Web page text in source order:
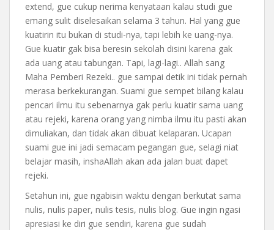
extend, gue cukup nerima kenyataan kalau studi gue
emang sulit diselesaikan selama 3 tahun. Hal yang gue
kuatirin itu bukan di studi-nya, tapi lebih ke uang-nya.
Gue kuatir gak bisa beresin sekolah disini karena gak
ada uang atau tabungan. Tapi, lagi-lagi.. Allah sang
Maha Pemberi Rezeki.. gue sampai detik ini tidak pernah
merasa berkekurangan. Suami gue sempet bilang kalau
pencari ilmu itu sebenarnya gak perlu kuatir sama uang
atau rejeki, karena orang yang nimba ilmu itu pasti akan
dimuliakan, dan tidak akan dibuat kelaparan. Ucapan
suami gue ini jadi semacam pegangan gue, selagi niat
belajar masih, inshaAllah akan ada jalan buat dapet
rejeki.
Setahun ini, gue ngabisin waktu dengan berkutat sama
nulis, nulis paper, nulis tesis, nulis blog. Gue ingin ngasi
apresiasi ke diri gue sendiri, karena gue sudah